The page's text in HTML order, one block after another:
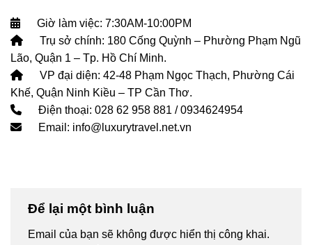
Giờ làm việc: 7:30AM-10:00PM
Trụ sở chính: 180 Cống Quỳnh – Phường Phạm Ngũ
Lão, Quận 1 – Tp. Hồ Chí Minh.
VP đại diện: 42-48 Phạm Ngọc Thạch, Phường Cái
Khế, Quận Ninh Kiều – TP Cần Thơ.
Điện thoại: 028 62 958 881 / 0934624954
Email: info@luxurytravel.net.vn
Để lại một bình luận
Email của bạn sẽ không được hiển thị công khai.